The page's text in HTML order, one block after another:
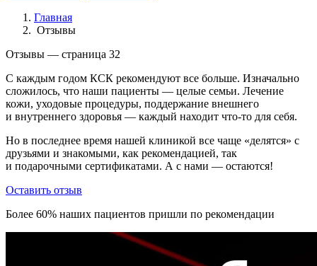
Главная
Отзывы
Отзывы — страница 32
С каждым годом КСК рекомендуют все больше. Изначально
сложилось, что наши пациенты — целые семьи. Лечение
кожи, уходовые процедуры, поддержание внешнего
и внутреннего здоровья — каждый находит что-то для себя.
Но в последнее время нашей клиникой все чаще «делятся» с
друзьями и знакомыми, как рекомендацией, так
и подарочными сертификатами. А с нами — остаются!
Оставить отзыв
Более 60% наших пациентов пришли по рекомендации